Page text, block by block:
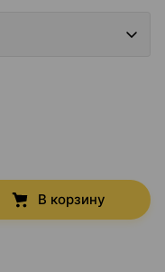
В корзину